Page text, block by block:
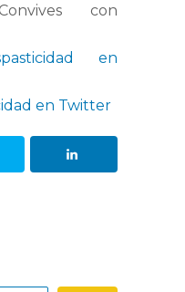
con
en
en Twitter